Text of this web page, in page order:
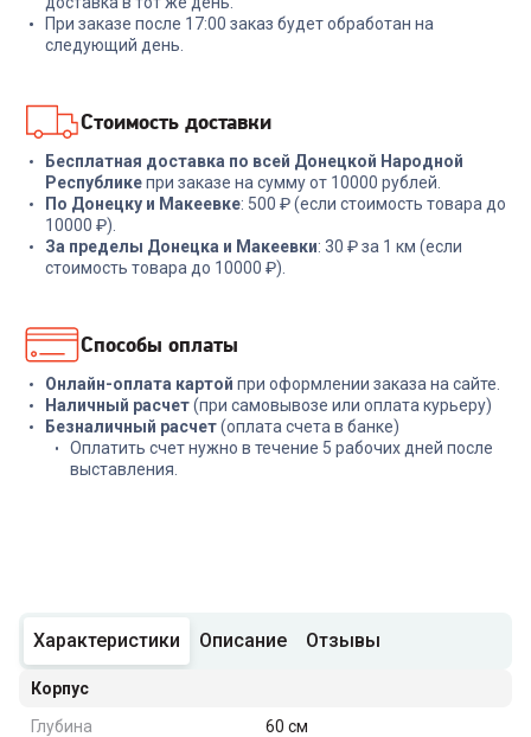
18 999₽ 2 099₽
При заказе после 17:00 заказ будет обработан на
следующий день.
Стоимость доставки
Бесплатная доставка по всей Донецкой Народной
Республикепри заказе на сумму от 10000 рублей.
По Донецку и Макеевке: 500 ₽ (если стоимость товара до
10000 ₽).
За пределы Донецка и Макеевки: 30 ₽ за 1 км (если
стоимость товара до 10000 ₽).
Способы оплаты
Онлайн-оплата картой при оформлении заказа на сайте.
Наличный расчет(при самовывозе или оплата курьеру)
Безналичный расчет(оплата счета в банке)
Оплатить счет нужно в течение 5 рабочих дней после
выставления.
Характеристики Описание Отзывы
Корпус
Глубина
60 см